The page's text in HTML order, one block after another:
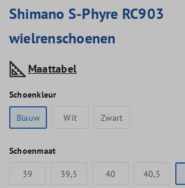
Shimano S-Phyre RC903
wielrenschoenen
Maattabel
Schoenkleur
Blauw
Wit Zwart
Schoenmaat
39
39,5 40 40,5